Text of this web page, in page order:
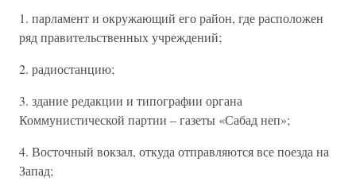
1. парламент и окружающий его район, где расположен
ряд правительственных учреждений;
2. радиостанцию;
3. здание редакции и типографии органа
Коммунистической партии – газеты «Сабад неп»;
4. Восточный вокзал, откуда отправляются все поезда на
Запад;